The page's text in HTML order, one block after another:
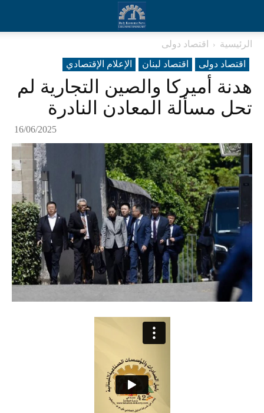
الرئيسية
اقتصاد دولی
اقتصاد دولی
اقتصاد لبنان الإعلام الإقتصادي
هدنة أميركا والصين التجارية لم
تحل مسألة المعادن النادرة
16/06/2025